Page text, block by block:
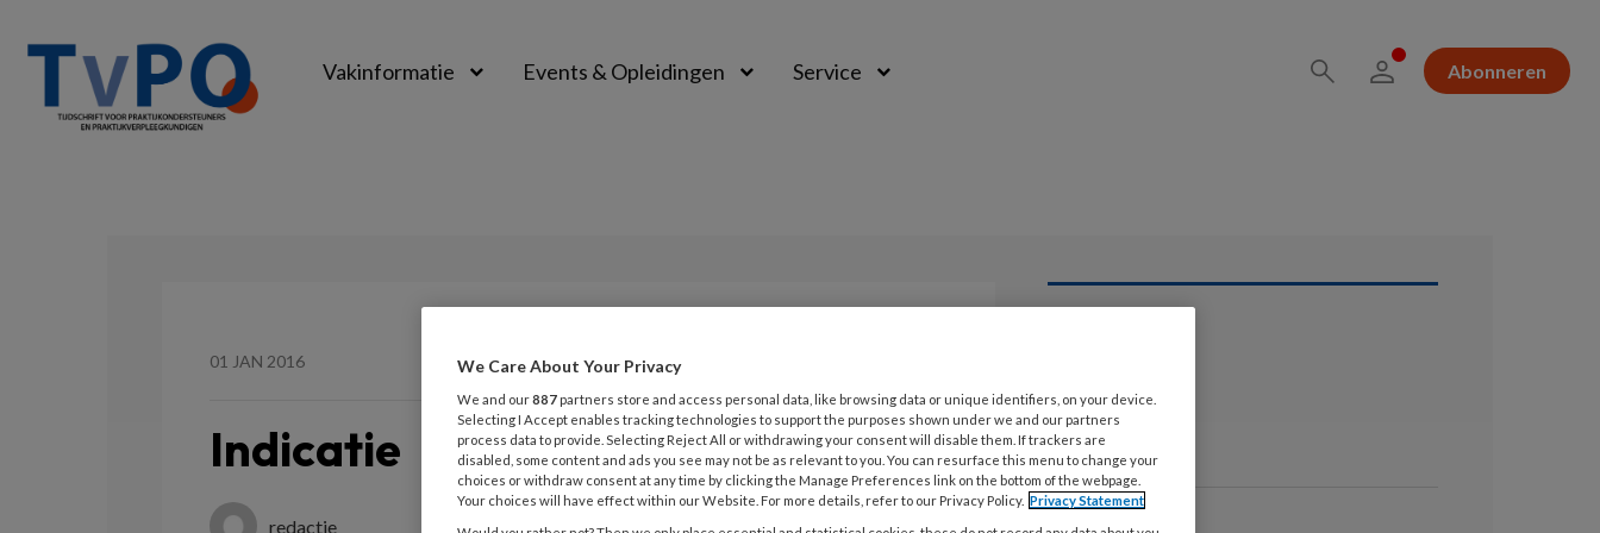
Vakinformatie Events & Opleidingen Service Abonneren
01 JAN 2016 Opslaan
Indicatie
redactie
1 JANUARI 2016
Zitter
1 JANUARI 2016
We Care About Your Privacy
We and our887 partners store and access personal data, like browsing data or unique identifiers, on your device.
Selecting I Accept enables tracking technologies to support the purposes shown under we and our partners
process data to provide. Selecting Reject All or withdrawing your consent will disable them. If trackers are
disabled, some content and ads you see may not be as relevant to you. You can resurface this menu to change your
choices or withdraw consent at any time by clicking the Manage Preferences link on the bottom of the webpage.
Your choices will have effect within our Website. For more details, refer to our Privacy Policy. Privacy Statement